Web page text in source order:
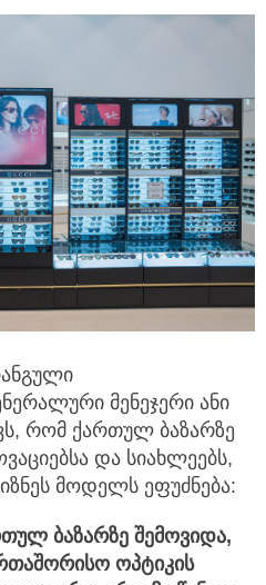
მენეჯერი ანი
რომ ქართულ ბაზარზე
და სიახლეებს,
მოდელს ეფუძნება:
ბაზარზე შემოვიდა,
ოპტიკის